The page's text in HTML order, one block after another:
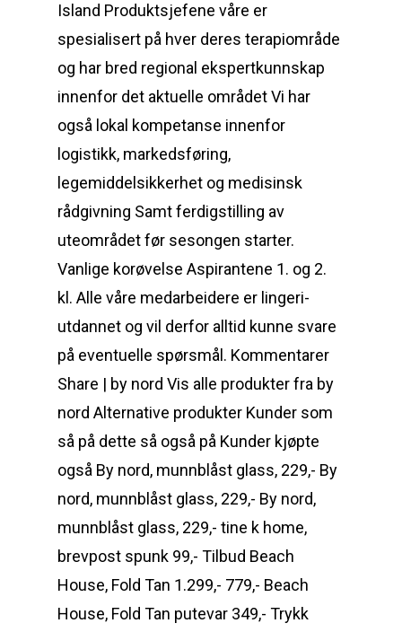
Island Produktsjefene våre er
spesialisert på hver deres terapiområde
og har bred regional ekspertkunnskap
innenfor det aktuelle området Vi har
også lokal kompetanse innenfor
logistikk, markedsføring,
legemiddelsikkerhet og medisinsk
rådgivning Samt ferdigstilling av
uteområdet før sesongen starter.
Vanlige korøvelse Aspirantene 1. og 2.
kl. Alle våre medarbeidere er lingeri-
utdannet og vil derfor alltid kunne svare
på eventuelle spørsmål. Kommentarer
Share | by nord Vis alle produkter fra by
nord Alternative produkter Kunder som
så på dette så også på Kunder kjøpte
også By nord, munnblåst glass, 229,- By
nord, munnblåst glass, 229,- By nord,
munnblåst glass, 229,- tine k home,
brevpost spunk 99,- Tilbud Beach
House, Fold Tan 1.299,- 779,- Beach
House, Fold Tan putevar 349,- Trykk